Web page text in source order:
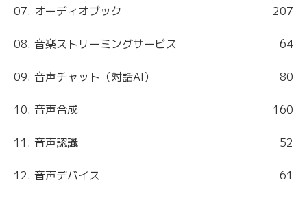
07. オーディオブック 207
08. 音楽ストリーミングサービス 64
09. 音声チャット（対話AI） 80
10. 音声合成 160
11. 音声認識 52
12. 音声デバイス 61